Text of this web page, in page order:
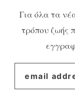
Για όλα τα
τρόπου ζωής